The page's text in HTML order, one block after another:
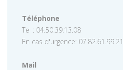
Téléphone
Tel : 04.50.39.13.08
En cas d'urgence: 07.82.61.99.21
Mail